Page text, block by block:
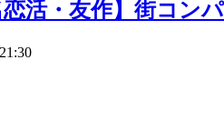
活・友作】街コン
21:30